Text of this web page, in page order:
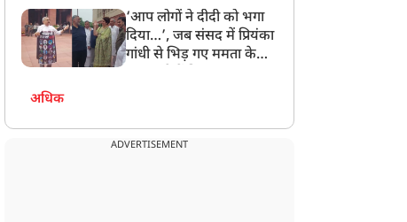
‘आप लोगों ने दीदी को भगा
दिया…’, जब संसद में प्रियंका
गांधी से भिड़ गए ममता के
अधिक
ADVERTISEMENT